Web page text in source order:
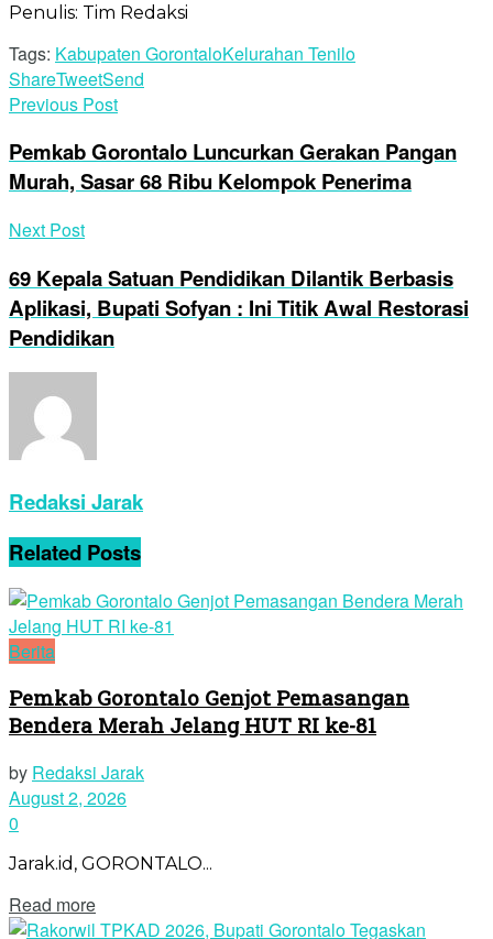
Penulis: Tim Redaksi
Tags: Kabupaten GorontaloKelurahan Tenilo
ShareTweetSend
Previous Post
Pemkab Gorontalo Luncurkan Gerakan Pangan
Murah, Sasar 68 Ribu Kelompok Penerima
Next Post
69 Kepala Satuan Pendidikan Dilantik Berbasis
Aplikasi, Bupati Sofyan : Ini Titik Awal Restorasi
Pendidikan
Redaksi Jarak
Related Posts
Berita
Pemkab Gorontalo Genjot Pemasangan
Bendera Merah Jelang HUT RI ke-81
by Redaksi Jarak
August 2, 2026
0
Jarak.id, GORONTALO...
Read more